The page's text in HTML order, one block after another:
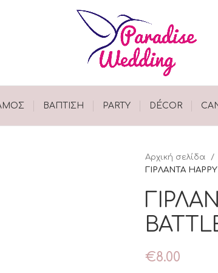
ΒΑΠΤΙΣΗ PARTY DÉCOR
Αρχική σελίδα
ΓΙΡΛΑΝΤΑ
€8.00